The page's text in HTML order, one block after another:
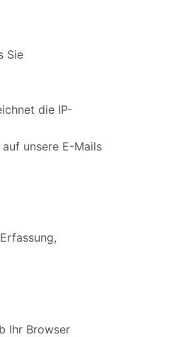
Sie
die IP-
unsere E-Mails
Ihr Browser